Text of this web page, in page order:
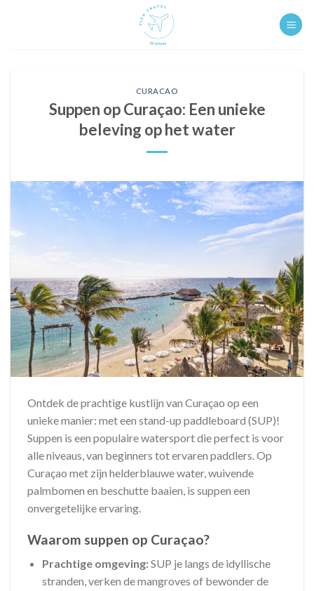
CURACAO
Suppen op Curaçao: Een unieke
beleving op het water
Ontdek de prachtige kustlijn van Curaçao op een
unieke manier: met een stand-up paddleboard (SUP)!
Suppen is een populaire watersport die perfect is voor
alle niveaus, van beginners tot ervaren paddlers. Op
Curaçao met zijn helderblauwe water, wuivende
palmbomen en beschutte baaien, is suppen een
onvergetelijke ervaring.
Waarom suppen op Curaçao?
Prachtige omgeving:SUP je langs de idyllische
stranden, verken de mangroves of bewonder de